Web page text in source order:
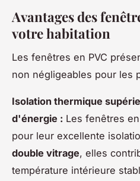
Avantages des
votre habitation
Les fenêtres en PVC
non négligeables pour les
Isolation thermique
d'énergie : Les fenêtres
pour leur excellente
double vitrage, elles
température intérieure